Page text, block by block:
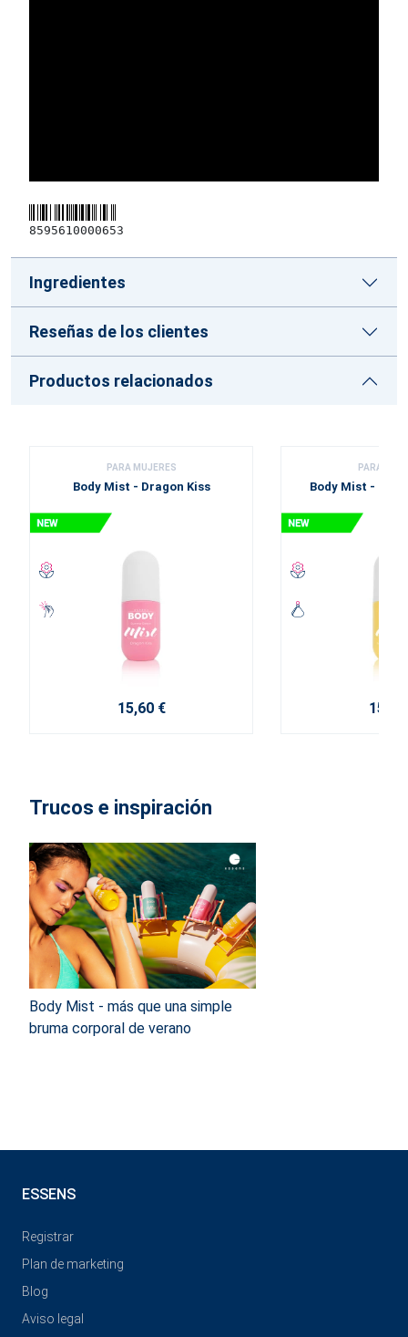
8595610000653
Ingredientes
Reseñas de los clientes
Productos relacionados
PARA MUJERES
Body Mist - Dragon Kiss
15,60 €
PARA
Body Mist -
15,60
Trucos e inspiración
Body Mist - más que una simple
bruma corporal de verano
ESSENS
Registrar
Plan de marketing
Blog
Aviso legal